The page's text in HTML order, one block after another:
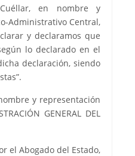
en nombre y
Administrativo Central,
y declaramos que
lo declarado en el
declaración, siendo
y representación
GENERAL DEL
el Abogado del Estado,